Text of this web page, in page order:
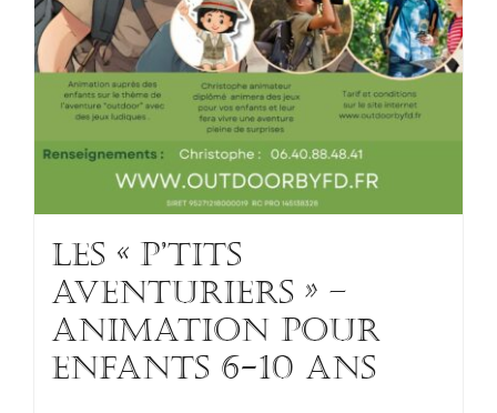
Les « p’tits
aventuriers » –
Animation pour
enfants 6-10 ans